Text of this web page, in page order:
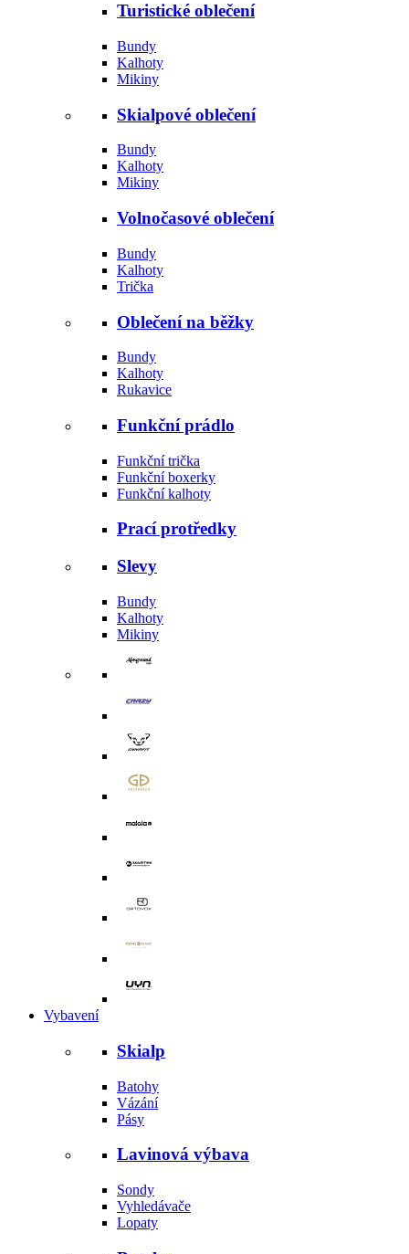
Turistické oblečení
Bundy
Kalhoty
Mikiny
Skialpové oblečení
Bundy
Kalhoty
Mikiny
Volnočasové oblečení
Bundy
Kalhoty
Trička
Oblečení na běžky
Bundy
Kalhoty
Rukavice
Funkční prádlo
Funkční trička
Funkční boxerky
Funkční kalhoty
Prací protředky
Slevy
Bundy
Kalhoty
Mikiny
Vybavení
Skialp
Batohy
Vázání
Pásy
Lavinová výbava
Sondy
Vyhledávače
Lopaty